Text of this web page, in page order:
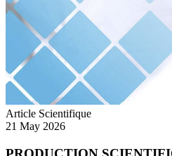
Article Scientifique
21 May 2026